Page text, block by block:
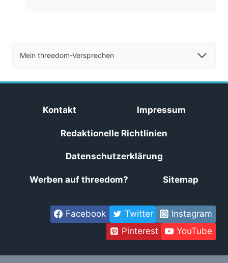
Mein threedom-Versprechen
Kontakt Impressum
Redaktionelle Richtlinien
Datenschutzerklärung
Werben auf threedom? Sitemap
Facebook Twitter
Instagram
Pinterest
YouTube